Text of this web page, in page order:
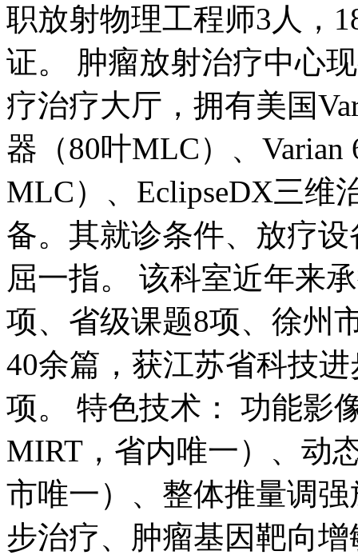
职放射物理工程师3人，
证。 肿瘤放射治疗中心
疗治疗大厅，拥有美国
器（80叶MLC）、
MLC）、EclipseDX三维
备。其就诊条件、放疗
屈一指。 该科室近年来
项、省级课题8项、徐州
40余篇，获江苏省科技
项。 特色技术： 功能影
MIRT，省内唯一）、动
市唯一）、整体推量调
步治疗、肿瘤基因靶向